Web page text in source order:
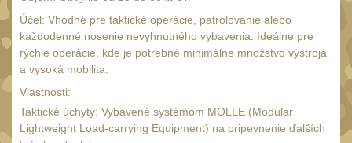
Nad 2000 lm8
Speciální svítilny 12
Lovecké svítilny
Policejní svítilny
Vyhledávací svítilny5
Účel: Vhodné pre taktické operácie, patrolovanie alebo
každodenné nosenie nevyhnutného vybavenia. Ideálne pre
rýchle operácie, kde je potrebné minimálne množstvo výstroja
a vysoká mobilita.
Vlastnosti:
Taktické úchyty: Vybavené systémom MOLLE (Modular
Lightweight Load-carrying Equipment) na pripevnenie ďalších